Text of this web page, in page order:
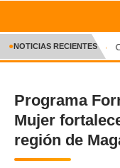
INICIO
CRÓNICA
DEPORTES
ENTRETENIMIENTO Y
●NOTICIAS RECIENTES
Programa
Mujer
región de